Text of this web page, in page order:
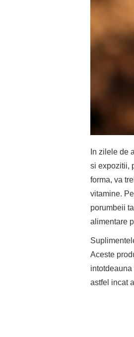
In zilele de
si expozitii,
forma, va
vitamine.
porumbeii
alimentare
Aceste
astfel incat